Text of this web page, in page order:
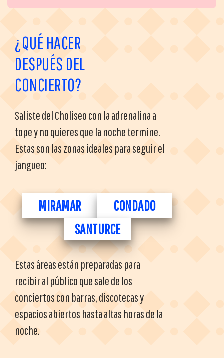
¿QUÉ HACER
DESPUÉS DEL
CONCIERTO?
Saliste del Choliseo con la adrenalina a
tope y no quieres que la noche termine.
Estas son las zonas ideales para seguir el
jangueo:
MIRAMAR
CONDADO
SANTURCE
Estas áreas están preparadas para
recibir al público que sale de los
conciertos con barras, discotecas y
espacios abiertos hasta altas horas de la
noche.